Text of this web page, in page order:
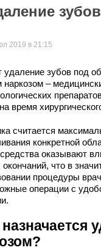
2019 в 21:15
зубов под
–
время
считается
конкретной
оказывают
что в
процедуры
операции с